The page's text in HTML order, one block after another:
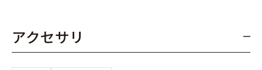
アクセサリ